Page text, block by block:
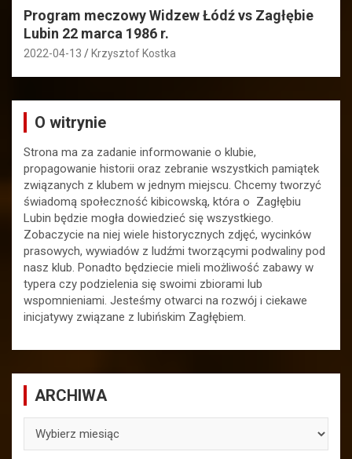
Program meczowy Widzew Łódź vs Zagłębie
Lubin 22 marca 1986 r.
2022-04-13 Krzysztof Kostka
O witrynie
Strona ma za zadanie informowanie o klubie,
propagowanie historii oraz zebranie wszystkich pamiątek
związanych z klubem w jednym miejscu. Chcemy tworzyć
świadomą społeczność kibicowską, która o Zagłębiu
Lubin będzie mogła dowiedzieć się wszystkiego.
Zobaczycie na niej wiele historycznych zdjęć, wycinków
prasowych, wywiadów z ludźmi tworzącymi podwaliny pod
nasz klub. Ponadto będziecie mieli możliwość zabawy w
typera czy podzielenia się swoimi zbiorami lub
wspomnieniami. Jesteśmy otwarci na rozwój i ciekawe
inicjatywy związane z lubińskim Zagłębiem.
ARCHIWA